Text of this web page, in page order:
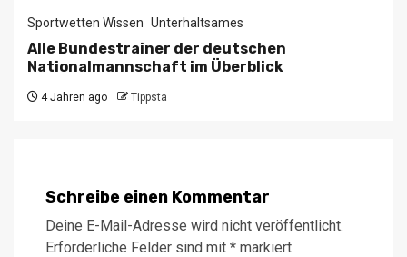
Sportwetten Wissen Unterhaltsames
Alle Bundestrainer der deutschen
Nationalmannschaft im Überblick
4 Jahren ago Tippsta
Schreibe einen Kommentar
Deine E-Mail-Adresse wird nicht veröffentlicht.
Erforderliche Felder sind mit * markiert